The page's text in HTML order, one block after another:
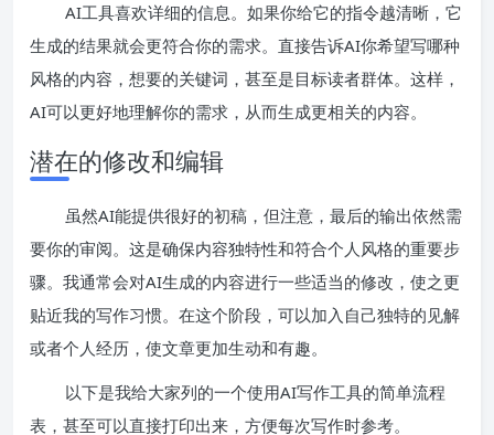
AI工具喜欢详细的信息。如果你给它的指令越清晰，它
生成的结果就会更符合你的需求。直接告诉AI你希望写哪种
风格的内容，想要的关键词，甚至是目标读者群体。这样，
AI可以更好地理解你的需求，从而生成更相关的内容。
潜在的修改和编辑
虽然AI能提供很好的初稿，但注意，最后的输出依然需
要你的审阅。这是确保内容独特性和符合个人风格的重要步
骤。我通常会对AI生成的内容进行一些适当的修改，使之更
贴近我的写作习惯。在这个阶段，可以加入自己独特的见解
或者个人经历，使文章更加生动和有趣。
以下是我给大家列的一个使用AI写作工具的简单流程
表，甚至可以直接打印出来，方便每次写作时参考。